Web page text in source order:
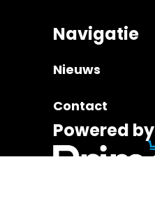
Navigatie
Nieuws
Contact
Powered by